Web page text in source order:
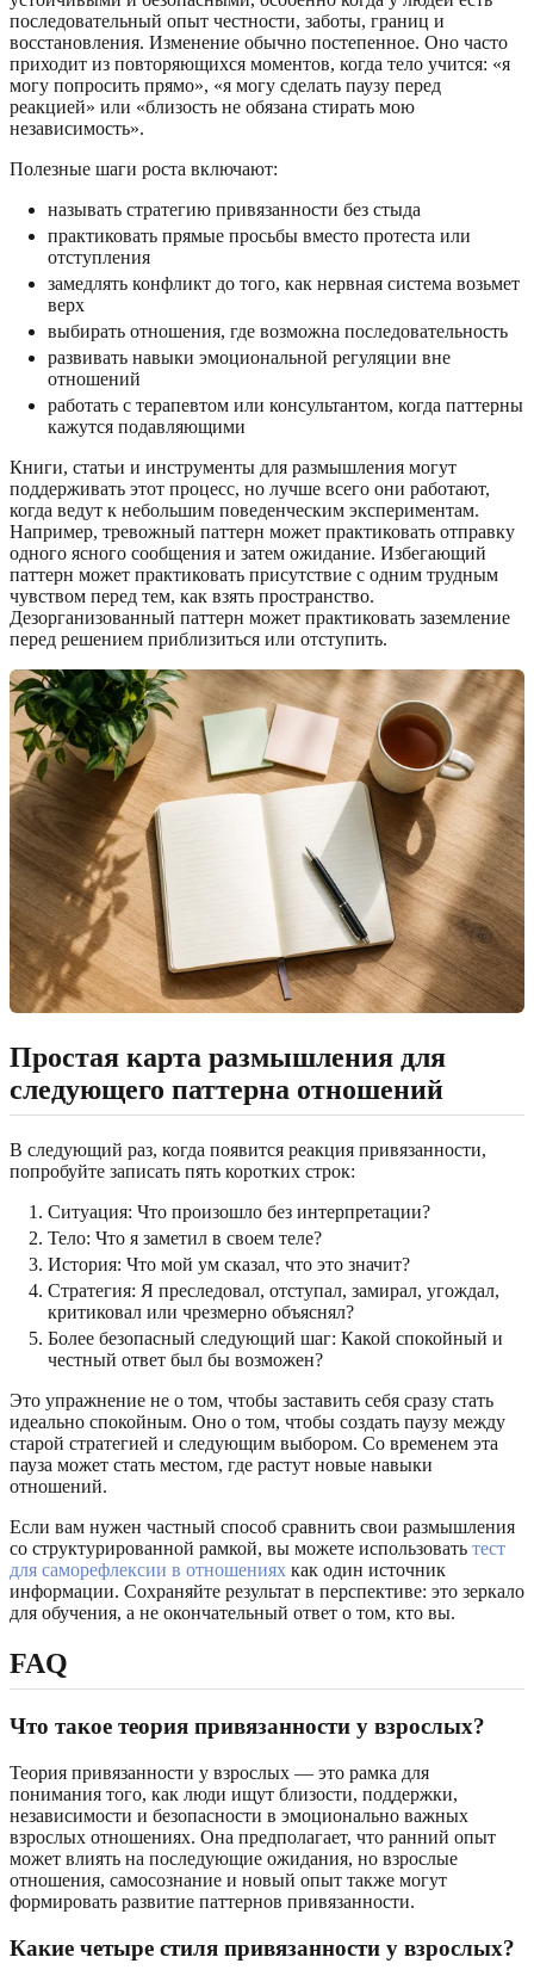
последовательный опыт честности, заботы, границ и
восстановления. Изменение обычно постепенное. Оно часто
приходит из повторяющихся моментов, когда тело учится: «я
могу попросить прямо», «я могу сделать паузу перед
реакцией» или «близость не обязана стирать мою
независимость».
Полезные шаги роста включают:
называть стратегию привязанности без стыда
практиковать прямые просьбы вместо протеста или
отступления
замедлять конфликт до того, как нервная система возьмет
верх
выбирать отношения, где возможна последовательность
развивать навыки эмоциональной регуляции вне
отношений
работать с терапевтом или консультантом, когда паттерны
кажутся подавляющими
Книги, статьи и инструменты для размышления могут
поддерживать этот процесс, но лучше всего они работают,
когда ведут к небольшим поведенческим экспериментам.
Например, тревожный паттерн может практиковать отправку
одного ясного сообщения и затем ожидание. Избегающий
паттерн может практиковать присутствие с одним трудным
чувством перед тем, как взять пространство.
Дезорганизованный паттерн может практиковать заземление
перед решением приблизиться или отступить.
Простая карта размышления для
следующего паттерна отношений
В следующий раз, когда появится реакция привязанности,
попробуйте записать пять коротких строк:
Ситуация: Что произошло без интерпретации?
Тело: Что я заметил в своем теле?
История: Что мой ум сказал, что это значит?
Стратегия: Я преследовал, отступал, замирал, угождал,
критиковал или чрезмерно объяснял?
Более безопасный следующий шаг: Какой спокойный и
честный ответ был бы возможен?
Это упражнение не о том, чтобы заставить себя сразу стать
идеально спокойным. Оно о том, чтобы создать паузу между
старой стратегией и следующим выбором. Со временем эта
пауза может стать местом, где растут новые навыки
отношений.
Если вам нужен частный способ сравнить свои размышления
со структурированной рамкой, вы можете использовать тест
для саморефлексии в отношениях как один источник
информации. Сохраняйте результат в перспективе: это зеркало
для обучения, а не окончательный ответ о том, кто вы.
FAQ
Что такое теория привязанности у взрослых?
Теория привязанности у взрослых — это рамка для
понимания того, как люди ищут близости, поддержки,
независимости и безопасности в эмоционально важных
взрослых отношениях. Она предполагает, что ранний опыт
может влиять на последующие ожидания, но взрослые
отношения, самосознание и новый опыт также могут
формировать развитие паттернов привязанности.
Какие четыре стиля привязанности у взрослых?